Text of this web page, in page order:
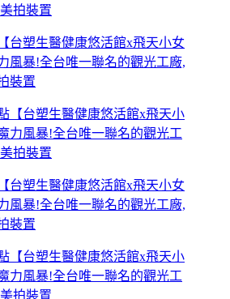
台塑生醫健康悠活館x飛天小女
風暴!全台唯一聯名的觀光工廠,
裝置
台塑生醫健康悠活館x飛天小女
風暴!全台唯一聯名的觀光工廠,
裝置